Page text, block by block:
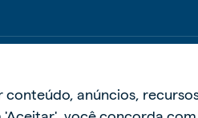
anúncios,